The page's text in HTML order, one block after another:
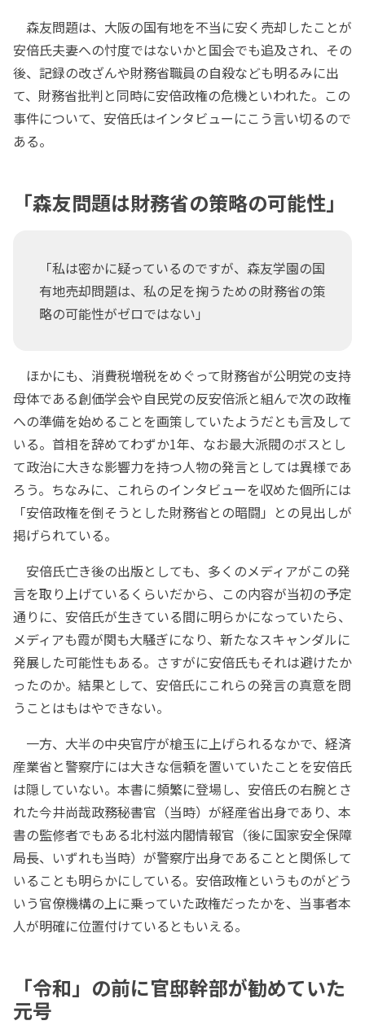
森友問題は、大阪の国有地を不当に安く売却したことが
安倍氏夫妻への忖度ではないかと国会でも追及され、その
後、記録の改ざんや財務省職員の自殺なども明るみに出
て、財務省批判と同時に安倍政権の危機といわれた。この
事件について、安倍氏はインタビューにこう言い切るので
ある。
「森友問題は財務省の策略の可能性」
「私は密かに疑っているのですが、森友学園の国
有地売却問題は、私の足を掬うための財務省の策
略の可能性がゼロではない」
ほかにも、消費税増税をめぐって財務省が公明党の支持
母体である創価学会や自民党の反安倍派と組んで次の政権
への準備を始めることを画策していたようだとも言及して
いる。首相を辞めてわずか1年、なお最大派閥のボスとし
て政治に大きな影響力を持つ人物の発言としては異様であ
ろう。ちなみに、これらのインタビューを収めた個所には
「安倍政権を倒そうとした財務省との暗闘」との見出しが
掲げられている。
安倍氏亡き後の出版としても、多くのメディアがこの発
言を取り上げているくらいだから、この内容が当初の予定
通りに、安倍氏が生きている間に明らかになっていたら、
メディアも霞が関も大騒ぎになり、新たなスキャンダルに
発展した可能性もある。さすがに安倍氏もそれは避けたか
ったのか。結果として、安倍氏にこれらの発言の真意を問
うことはもはやできない。
一方、大半の中央官庁が槍玉に上げられるなかで、経済
産業省と警察庁には大きな信頼を置いていたことを安倍氏
は隠していない。本書に頻繁に登場し、安倍氏の右腕とさ
れた今井尚哉政務秘書官（当時）が経産省出身であり、本
書の監修者でもある北村滋内閣情報官（後に国家安全保障
局長、いずれも当時）が警察庁出身であることと関係して
いることも明らかにしている。安倍政権というものがどう
いう官僚機構の上に乗っていた政権だったかを、当事者本
人が明確に位置付けているともいえる。
「令和」の前に官邸幹部が勧めていた
元号